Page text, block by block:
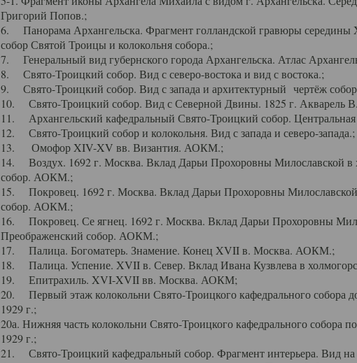
Григорий Попов.;
6. Панорама Архангельска. Фрагмент голландской гравюры середины
собор Святой Троицы и колокольня собора.;
7. Генеральный вид губернского города Архангельска. Атлас
8. Свято-Троицкий собор. Вид с северо-востока и вид с востока.;
9. Свято-Троицкий собор. Вид с запада и архитектурный чертёж
10. Свято-Троицкий собор. Вид с Северной Двины. 1825 г. Акварель
11. Архангельский кафедральный Свято-Троицкий собор. Центральная
12. Свято-Троицкий собор и колокольня. Вид с запада и северо-запада.;
13. Омофор XIV-XV вв. Византия. АОКМ.;
14. Воздух. 1692 г. Москва. Вклад Дарьи Прохоровны Милославской в
собор. АОКМ.;
15. Покровец. 1692 г. Москва. Вклад Дарьи Прохоровны
собор. АОКМ.;
16. Покровец. Се ягнец. 1692 г. Москва. Вклад Дарьи Прохоровны
Преображенский собор. АОКМ.;
17. Палица. Богоматерь. Знамение. Конец XVII в. Москва. АОКМ.;
18. Палица. Успение. XVII в. Север. Вклад Ивана Кузвлева в
19. Епитрахиль. XVI-XVII вв. Москва. АОКМ;
20. Первый этаж колокольни Свято-Троицкого кафедрального собора
1929 г.;
20а. Нижняя часть колокольни Свято-Троицкого кафедрального собора
1929 г.;
21. Свято-Троицкий кафедральный собор. Фрагмент интерьера. Вид